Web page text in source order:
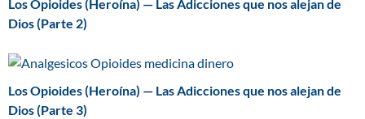
Los Opioides (Heroína) — Las Adicciones que nos alejan de
Dios (Parte 2)
Los Opioides (Heroína) — Las Adicciones que nos alejan de
Dios (Parte 3)